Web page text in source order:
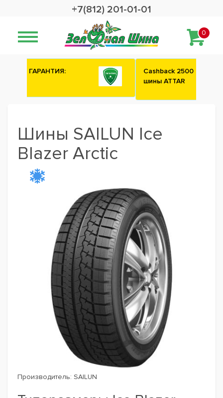
+7(812) 201-01-01
0
Сashback 2500 рублей на зимние
Шины SAILUN Ice
Blazer Arctic
Производитель: SAILUN